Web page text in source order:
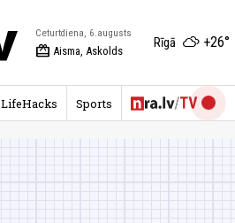
Ceturtdiena, 6.augusts
redeem Aisma, Askolds
Rīgā +26°
LifeHacks Sports